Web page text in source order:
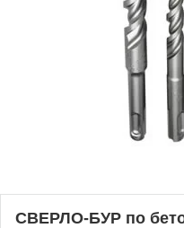
СВЕРЛО-БУР по